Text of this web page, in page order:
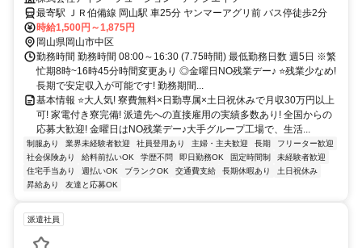
最寄駅 ＪＲ伯備線 岡山駅 車25分 ヤンマーアグリ前 バス停徒歩2分
時給1,500円～1,875円
岡山県岡山市中区
勤務時間 勤務時間 08:00～16:30 (7.75時間) 最低勤務日数 週5日 ※繁
忙期8時~16時45分時間変更あり ◎金曜日NO残業デー♪ ⭐残業少なめ!
長期で安定収入が可能です! 勤務期間...
基本情報 ⭐大人気! 寮費無料×日勤専属×土日祝休みで月収30万円以上
可! 家電付き寮完備! 派遣先への直接雇用の実績多数あり! 全国からの
応募大歓迎! 金曜日はNO残業デー♪大手グループ工場で、生活...
制服あり 業界未経験者歓迎 社員登用あり 主婦・主夫歓迎 長期
フリーター歓迎
社会保険あり
給料前払いOK 学歴不問 即日勤務OK 固定時間制
未経験者歓迎
住宅手当あり
週払いOK ブランクOK 交通費支給 長期休暇あり
土日祝休み
昇給あり
友達と応募OK
派遣社員